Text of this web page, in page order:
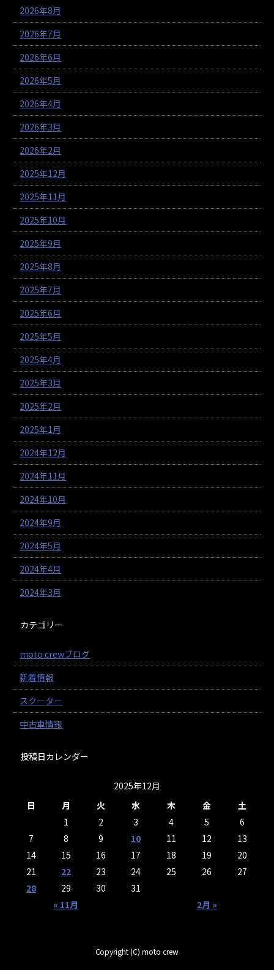
2026年8月
2026年7月
2026年6月
2026年5月
2026年4月
2026年3月
2026年2月
2025年12月
2025年11月
2025年10月
2025年9月
2025年8月
2025年7月
2025年6月
2025年5月
2025年4月
2025年3月
2025年2月
2025年1月
2024年12月
2024年11月
2024年10月
2024年9月
2024年5月
2024年4月
2024年3月
カテゴリー
moto crewブログ
新着情報
スクーター
中古車情報
投稿日カレンダー
2025年12月
日
月 火 水 木 金 土
« 11月 2月 »
1 2 3 4 5
6
7
8 9 10 11 12
13
14
15 16 17 18 19
20
21
22 23 24 25 26
27
28
29 30 31
Copyright (C) moto crew